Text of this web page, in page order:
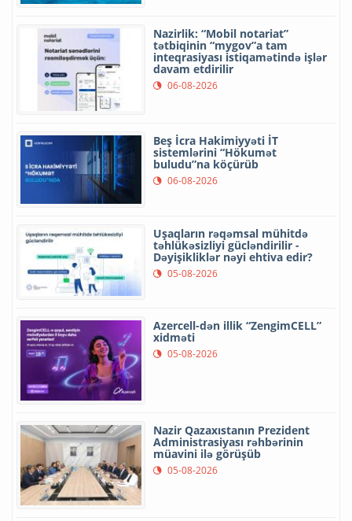
Nazirlik: “Mobil notariat”
tətbiqinin “mygov”a tam
inteqrasiyası istiqamətində işlər
davam etdirilir
06-08-2026
Beş İcra Hakimiyyəti İT
sistemlərini “Hökumət
buludu”na köçürüb
06-08-2026
Uşaqların rəqəmsal mühitdə
təhlükəsizliyi gücləndirilir -
Dəyişikliklər nəyi ehtiva edir?
05-08-2026
Azercell-dən illik “ZengimCELL”
xidməti
05-08-2026
Nazir Qazaxıstanın Prezident
Administrasiyası rəhbərinin
müavini ilə görüşüb
05-08-2026